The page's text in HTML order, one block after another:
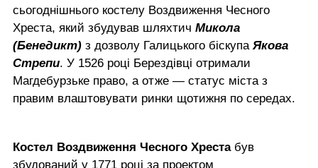
сьогоднішнього костелу Воздвиження Чесного
Хреста, який збудував шляхтич Микола
(Бенедикт) з дозволу Галицького біскупа Якова
Стрепи. У 1526 році Берездівці отримали
Магдебурзьке право, а отже — статус міста з
правим влаштовувати ринки щотижня по середах.
Костел Воздвиження Чесного Хрестабув
збудований у 1771 році за проектом